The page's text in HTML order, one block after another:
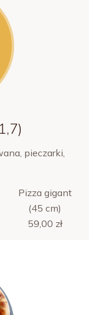
pieczarki,
Pizza gigant
(45 cm)
59,00 zł